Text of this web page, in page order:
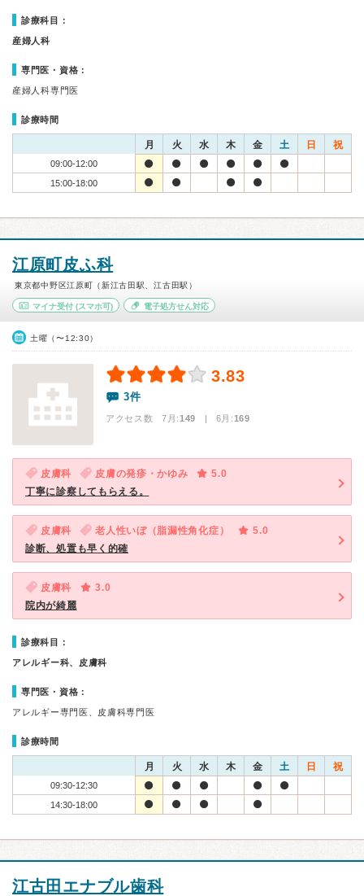
診療科目：
産婦人科
専門医・資格：
産婦人科専門医
診療時間
月 火 水 木 金 土 日 祝
09:00-12:00
15:00-18:00
江原町皮ふ科
東京都中野区江原町（新江古田駅、江古田駅）
マイナ受付 (スマホ可) 電子処方せん対応
土曜（〜12:30）
3.83
3件
アクセス数 7月:149 | 6月:169
皮膚科 皮膚の発疹・かゆみ
5.0
丁寧に診察してもらえる。
皮膚科 老人性いぼ（脂漏性角化症）
5.0
診断、処置も早く的確
皮膚科
3.0
院内が綺麗
診療科目：
アレルギー科、皮膚科
専門医・資格：
アレルギー専門医、皮膚科専門医
診療時間
月 火 水 木 金 土 日 祝
09:30-12:30
14:30-18:00
江古田エナブル歯科